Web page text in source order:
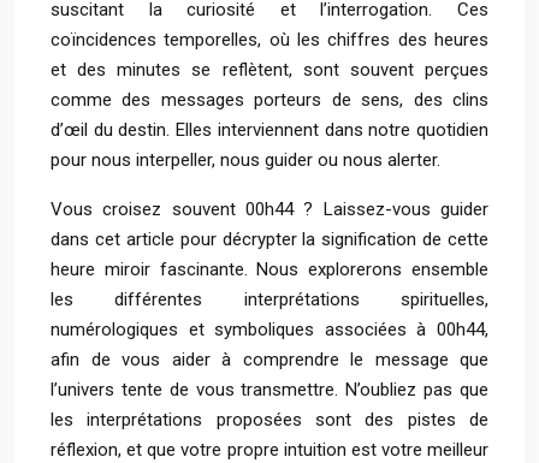
suscitant la curiosité et l’interrogation. Ces
coïncidences temporelles, où les chiffres des heures
et des minutes se reflètent, sont souvent perçues
comme des messages porteurs de sens, des clins
d’œil du destin. Elles interviennent dans notre quotidien
pour nous interpeller, nous guider ou nous alerter.
Vous croisez souvent 00h44 ? Laissez-vous guider
dans cet article pour décrypter la signification de cette
heure miroir fascinante. Nous explorerons ensemble
les différentes interprétations spirituelles,
numérologiques et symboliques associées à 00h44,
afin de vous aider à comprendre le message que
l’univers tente de vous transmettre. N’oubliez pas que
les interprétations proposées sont des pistes de
réflexion, et que votre propre intuition est votre meilleur